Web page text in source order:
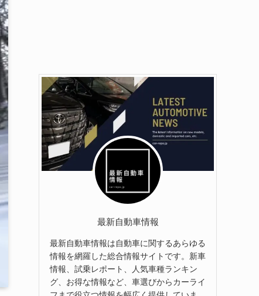
最新自動車情報
最新自動車情報は自動車に関するあらゆる
情報を網羅した総合情報サイトです。新車
情報、試乗レポート、人気車種ランキン
グ、お得な情報など、車選びからカーライ